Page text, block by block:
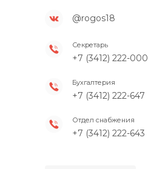
@rogos18
+7 (3412) 222-000
+7 (3412) 222-647
+7 (3412) 222-643
Секретарь
Бухгалтерия
Отдел снабжения